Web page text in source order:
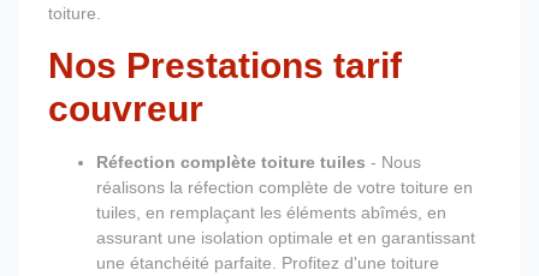
toiture.
Nos Prestations tarif
couvreur
Réfection complète toiture tuiles - Nous
réalisons la réfection complète de votre toiture en
tuiles, en remplaçant les éléments abîmés, en
assurant une isolation optimale et en garantissant
une étanchéité parfaite. Profitez d'une toiture